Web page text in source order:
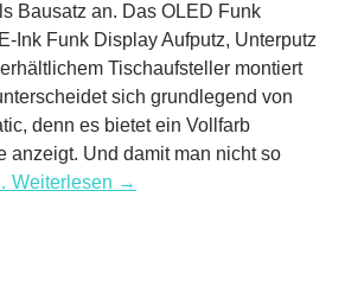
Bausatz an. Das OLED Funk
Ink Funk Display Aufputz, Unterputz
Tischaufsteller montiert
sich grundlegend von
denn es bietet ein Vollfarb
anzeigt. Und damit man nicht so
Weiterlesen →